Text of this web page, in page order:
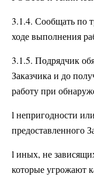
3.1.4. Сообщать по
ходе выполнения
3.1.5. Подрядчик
Заказчика и до
работу при
l непригодности
предоставленного
l иных, не
которые угрожают